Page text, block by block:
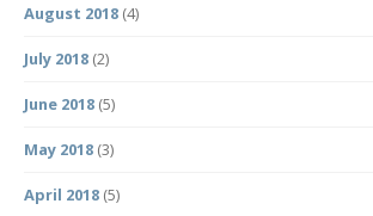
August 2018 (4)
July 2018 (2)
June 2018 (5)
May 2018 (3)
April 2018 (5)